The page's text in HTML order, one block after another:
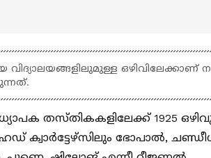
ഒഴിവിലേക്കാണ്
തസ്തികകളിലേക്ക് 1925
ക്വാര്‍ട്ടേഴ്‌സിലും ഭോപാല്‍,